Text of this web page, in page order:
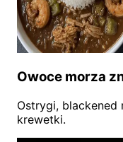
Owoce morza
Ostrygi, blackened
krewetki.